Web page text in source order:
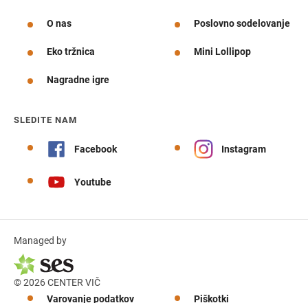
O nas Poslovno sodelovanje
Eko tržnica Mini Lollipop
Nagradne igre
SLEDITE NAM
Facebook Instagram
Youtube
Managed by
© 2026 CENTER VIČ
Varovanje podatkov
Piškotki